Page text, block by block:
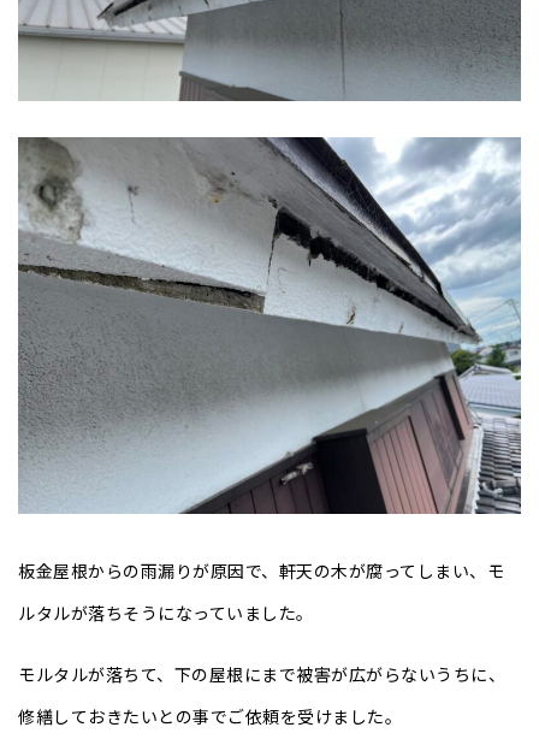
板金屋根からの雨漏りが原因で、軒天の木が腐ってしまい、モ
ルタルが落ちそうになっていました。
モルタルが落ちて、下の屋根にまで被害が広がらないうちに、
修繕しておきたいとの事でご依頼を受けました。